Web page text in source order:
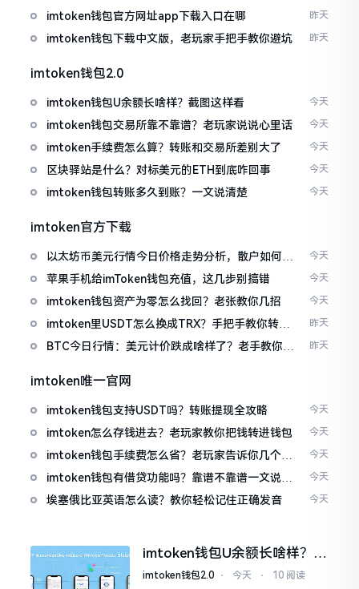
imtoken钱包官方网址app下载入口在哪 昨天
imtoken钱包下载中文版，老玩家手把手教你避坑 昨天
imtoken钱包2.0
imtoken钱包U余额长啥样？截图这样看 今天
imtoken钱包交易所靠不靠谱？老玩家说说心里话 今天
imtoken手续费怎么算？转账和交易所差别大了 今天
区块驿站是什么？对标美元的ETH到底咋回事 今天
imtoken钱包转账多久到账？一文说清楚 今天
imtoken官方下载
以太坊币美元行情今日价格走势分析，散户如何避
免追涨杀跌被套牢
今天
苹果手机给imToken钱包充值，这几步别搞错 今天
imtoken钱包资产为零怎么找回？老张教你几招 今天
imtoken里USDT怎么换成TRX？手把手教你转成
波场币
昨天
BTC今日行情：美元计价跌成啥样了？老手教你咋
昨天
imtoken唯一官网
imtoken钱包支持USDT吗？转账提现全攻略 今天
imtoken怎么存钱进去？老玩家教你把钱转进钱包 今天
imtoken钱包手续费怎么省？老玩家告诉你几个实
在招
今天
imtoken钱包有借贷功能吗？靠谱不靠谱一文说清
楚
今天
埃塞俄比亚英语怎么读？教你轻松记住正确发音 今天
imtoken钱包U余额长啥样？截
图这样看
imtoken钱包2.0 ⋅ 今天 ⋅ 10 阅读